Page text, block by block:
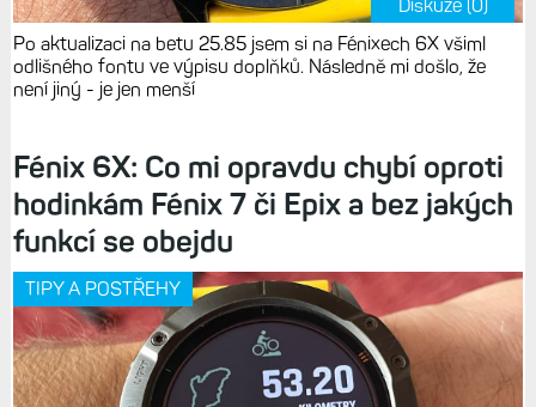
Diskuze (0)
Po aktualizaci na betu 25.85 jsem si na Fénixech 6X všiml
odlišného fontu ve výpisu doplňků. Následně mi došlo, že
není jiný - je jen menší
Fénix 6X: Co mi opravdu chybí oproti
hodinkám Fénix 7 či Epix a bez jakých
funkcí se obejdu
TIPY A POSTŘEHY